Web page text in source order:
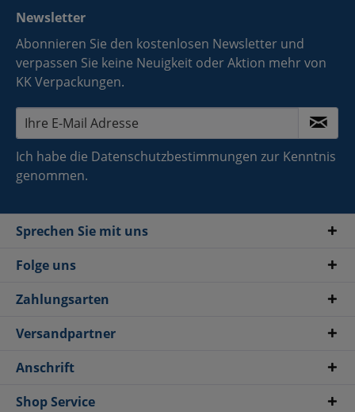
Newsletter
Abonnieren Sie den kostenlosen Newsletter und
verpassen Sie keine Neuigkeit oder Aktion mehr von
KK Verpackungen.
Ich habe die Datenschutzbestimmungen zur Kenntnis
genommen.
Sprechen Sie mit uns
Folge uns
Zahlungsarten
Versandpartner
Anschrift
Shop Service